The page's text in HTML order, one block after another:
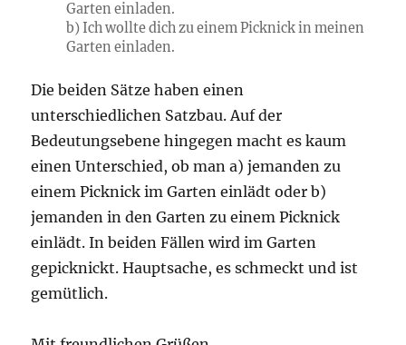
Garten einladen.
b) Ich wollte dich zu einem Picknick in meinen
Garten einladen.
Die beiden Sätze haben einen
unterschiedlichen Satzbau. Auf der
Bedeutungsebene hingegen macht es kaum
einen Unterschied, ob man a) jemanden zu
einem Picknick im Garten einlädt oder b)
jemanden in den Garten zu einem Picknick
einlädt. In beiden Fällen wird im Garten
gepicknickt. Hauptsache, es schmeckt und ist
gemütlich.